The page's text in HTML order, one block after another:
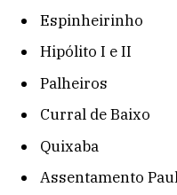
Espinheirinho
Hipólito I e II
Palheiros
Curral de Baixo
Quixaba
Assentamento